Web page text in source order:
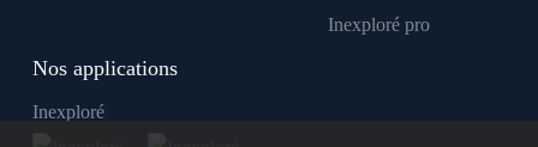
Inexploré pro
Nos applications
Inexploré